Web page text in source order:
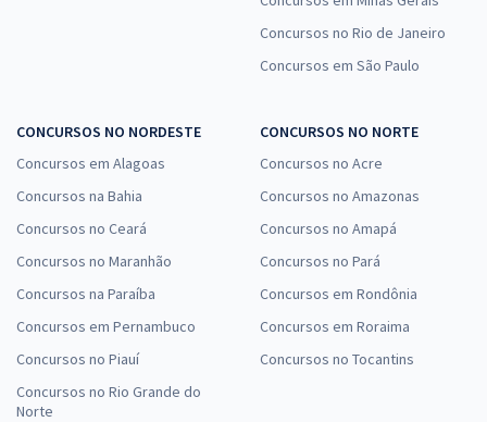
Concursos no Rio de Janeiro
Concursos em São Paulo
CONCURSOS NO NORDESTE
Concursos em Alagoas
Concursos na Bahia
Concursos no Ceará
Concursos no Maranhão
Concursos na Paraíba
Concursos em Pernambuco
Concursos no Piauí
Concursos no Rio Grande do
Norte
CONCURSOS NO NORTE
Concursos no Acre
Concursos no Amazonas
Concursos no Amapá
Concursos no Pará
Concursos em Rondônia
Concursos em Roraima
Concursos no Tocantins